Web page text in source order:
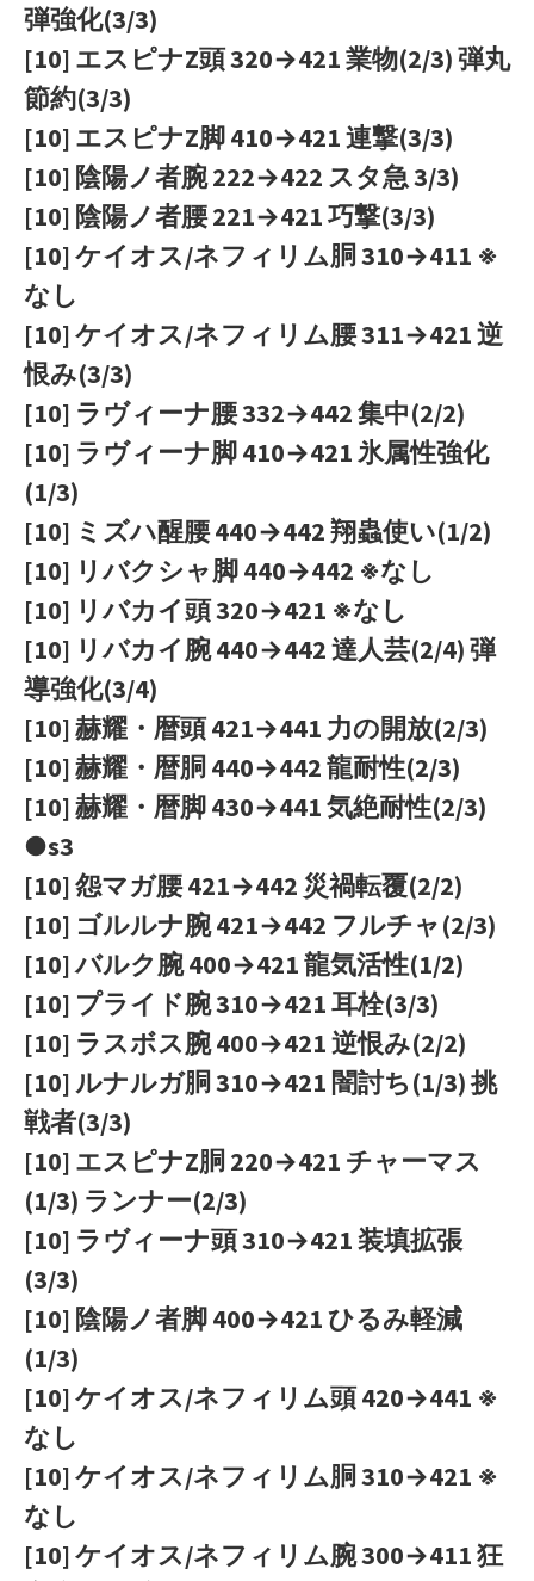
弾強化(3/3)
[10] エスピナZ頭 320→421 業物(2/3) 弾丸
節約(3/3)
[10] エスピナZ脚 410→421 連撃(3/3)
[10] 陰陽ノ者腕 222→422 スタ急 3/3)
[10] 陰陽ノ者腰 221→421 巧撃(3/3)
[10] ケイオス/ネフィリム胴 310→411 ※
なし
[10] ケイオス/ネフィリム腰 311→421 逆
恨み(3/3)
[10] ラヴィーナ腰 332→442 集中(2/2)
[10] ラヴィーナ脚 410→421 氷属性強化
(1/3)
[10] ミズハ醒腰 440→442 翔蟲使い(1/2)
[10] リバクシャ脚 440→442 ※なし
[10] リバカイ頭 320→421 ※なし
[10] リバカイ腕 440→442 達人芸(2/4) 弾
導強化(3/4)
[10] 赫耀・暦頭 421→441 力の開放(2/3)
[10] 赫耀・暦胴 440→442 龍耐性(2/3)
[10] 赫耀・暦脚 430→441 気絶耐性(2/3)
●s3
[10] 怨マガ腰 421→442 災禍転覆(2/2)
[10] ゴルルナ腕 421→442 フルチャ(2/3)
[10] バルク腕 400→421 龍気活性(1/2)
[10] プライド腕 310→421 耳栓(3/3)
[10] ラスボス腕 400→421 逆恨み(2/2)
[10] ルナルガ胴 310→421 闇討ち(1/3) 挑
戦者(3/3)
[10] エスピナZ胴 220→421 チャーマス
(1/3) ランナー(2/3)
[10] ラヴィーナ頭 310→421 装填拡張
(3/3)
[10] 陰陽ノ者脚 400→421 ひるみ軽減
(1/3)
[10] ケイオス/ネフィリム頭 420→441 ※
なし
[10] ケイオス/ネフィリム胴 310→421 ※
なし
[10] ケイオス/ネフィリム腕 300→411 狂